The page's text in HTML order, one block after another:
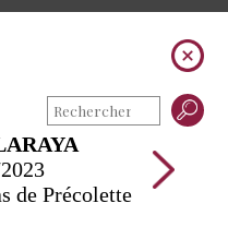
de Précolette